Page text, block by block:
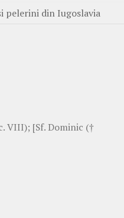
pelerini din Iugoslavia
VIII); [Sf. Dominic (†